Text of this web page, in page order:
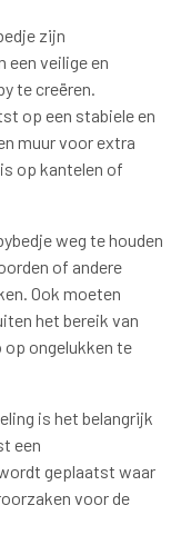
zijn
een veilige en
te creëren.
op een stabiele en
muur voor extra
op kantelen of
weg te houden
of andere
Ook moeten
het bereik van
ongelukken te
is het belangrijk
een
geplaatst waar
voor de